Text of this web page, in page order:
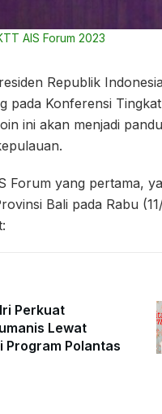
AIS Forum 2023
Republik
pada Konferensi
ini akan menjadi
Forum yang pertama,
Bali pada Rabu
Perkuat
Lewat
Program Polantas